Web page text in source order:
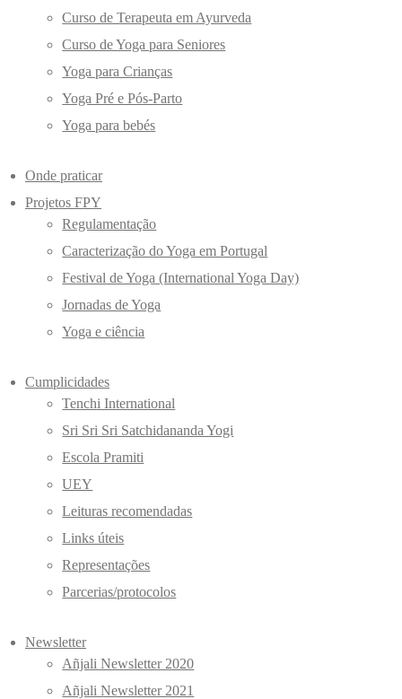
Curso de Terapeuta em Ayurveda
Curso de Yoga para Seniores
Yoga para Crianças
Yoga Pré e Pós-Parto
Yoga para bebés
Onde praticar
Projetos FPY
Regulamentação
Caracterização do Yoga em Portugal
Festival de Yoga (International Yoga Day)
Jornadas de Yoga
Yoga e ciência
Cumplicidades
Tenchi International
Sri Sri Sri Satchidananda Yogi
Escola Pramiti
UEY
Leituras recomendadas
Links úteis
Representações
Parcerias/protocolos
Newsletter
Añjali Newsletter 2020
Añjali Newsletter 2021